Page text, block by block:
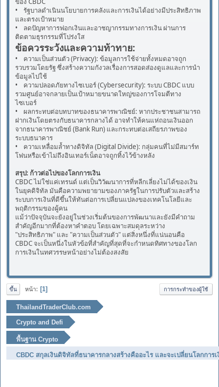
• รัฐบาลดำเนินนโยบายการคลังและการเงินได้อย่างมีประสิทธิภาพ
และตรงเป้าหมาย
• ลดปัญหาการฟอกเงินและอาชญากรรมทางการเงิน ผ่านการ
ติดตามธุรกรรมที่โปร่งใส
ข้อควรระวังและความท้าทาย:
• ความเป็นส่วนตัว (Privacy): ข้อมูลการใช้จ่ายทั้งหมดอาจถูก
รวบรวมโดยรัฐ ซึ่งสร้างความกังวลเรื่องการสอดส่องดูแลและการนำ
ข้อมูลไปใช้
• ความปลอดภัยทางไซเบอร์ (Cybersecurity): ระบบ CBDC แบบ
รวมศูนย์อาจกลายเป็นเป้าหมายขนาดใหญ่ของการโจมตีทาง
ไซเบอร์
• ผลกระทบต่อบทบาทของธนาคารพาณิชย์: หากประชาชนสามารถ
ฝากเงินโดยตรงกับธนาคารกลางได้ อาจทำให้คนแห่ถอนเงินออก
จากธนาคารพาณิชย์ (Bank Run) และกระทบต่อเสถียรภาพของ
ระบบธนาคาร
• ความเหลื่อมล้ำทางดิจิทัล (Digital Divide): กลุ่มคนที่ไม่มีสมาร์ท
โฟนหรือเข้าไม่ถึงอินเทอร์เน็ตอาจถูกทิ้งไว้ข้างหลัง
สรุป: ก้าวต่อไปของโลกการเงิน
CBDC ไม่ใช่แค่เทรนด์ แต่เป็นวิวัฒนาการที่หลีกเลี่ยงไม่ได้ของเงิน
ในยุคดิจิทัล มันคือความพยายามของภาครัฐในการปรับตัวและสร้าง
ระบบการเงินที่ดีขึ้นให้ทันต่อการเปลี่ยนแปลงของเทคโนโลยีและ
พฤติกรรมของผู้คน
แม้ว่าปัจจุบันจะยังอยู่ในช่วงเริ่มต้นของการพัฒนาและยังมีคำถาม
สำคัญอีกมากที่ต้องหาคำตอบ โดยเฉพาะสมดุลระหว่าง
"ประสิทธิภาพ" และ "ความเป็นส่วนตัว" แต่สิ่งหนึ่งที่แน่นอนคือ
CBDC จะเป็นหนึ่งในหัวข้อที่สำคัญที่สุดที่จะกำหนดทิศทางของโลก
การเงินในทศวรรษหน้าอย่างไม่ต้องสงสัย
ขึ้น หน้า 1 การกระทำของผู้ใช้
ThailandTraderClub.com
Crypto and Defi
พื้นฐาน Crypto
CBDC สกุลเงินดิจิทัลที่ธนาคารกลางสร้างคืออะไร และจะเปลี่ยนโลกการเ